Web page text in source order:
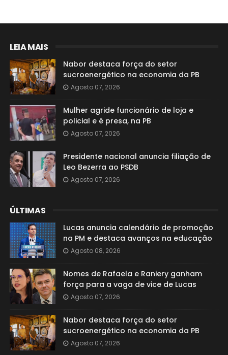
LEIA MAIS
Nabor destaca força do setor
sucroenergético na economia da PB
Agosto 07, 2026
Mulher agride funcionário de loja e
policial e é presa, na PB
Agosto 07, 2026
Presidente nacional anuncia filiação de
Leo Bezerra ao PSDB
Agosto 07, 2026
ÚLTIMAS
Lucas anuncia calendário de promoção
na PM e destaca avanços na educação
Agosto 08, 2026
Nomes de Rafaela e Raniery ganham
força para a vaga de vice de Lucas
Agosto 07, 2026
Nabor destaca força do setor
sucroenergético na economia da PB
Agosto 07, 2026